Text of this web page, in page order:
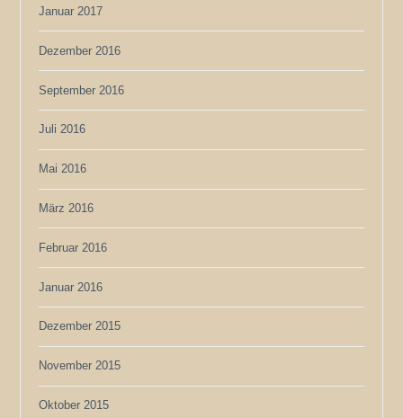
Januar 2017
Dezember 2016
September 2016
Juli 2016
Mai 2016
März 2016
Februar 2016
Januar 2016
Dezember 2015
November 2015
Oktober 2015